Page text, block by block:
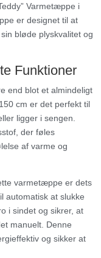
Varmetæppe i
er designet til at
bløde plyskvalitet og
Funktioner
end blot et almindeligt
cm er det perfekt til
ligger i sengen.
der føles
af varme og
varmetæppe er dets
automatisk at slukke
i sindet og sikrer, at
manuelt. Denne
og sikker at